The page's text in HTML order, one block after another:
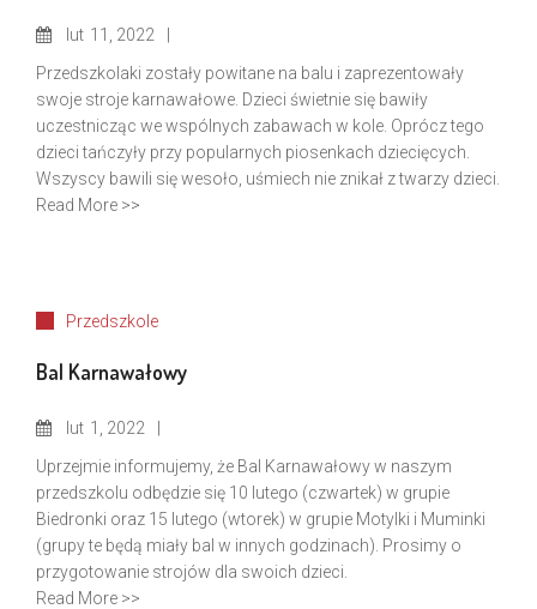
lut 11, 2022
Przedszkolaki zostały powitane na balu i zaprezentowały
swoje stroje karnawałowe. Dzieci świetnie się bawiły
uczestnicząc we wspólnych zabawach w kole. Oprócz tego
dzieci tańczyły przy popularnych piosenkach dziecięcych.
Wszyscy bawili się wesoło, uśmiech nie znikał z twarzy dzieci.
Read More >>
Przedszkole
Bal Karnawałowy
lut 1, 2022
Uprzejmie informujemy, że Bal Karnawałowy w naszym
przedszkolu odbędzie się 10 lutego (czwartek) w grupie
Biedronki oraz 15 lutego (wtorek) w grupie Motylki i Muminki
(grupy te będą miały bal w innych godzinach). Prosimy o
przygotowanie strojów dla swoich dzieci.
Read More >>